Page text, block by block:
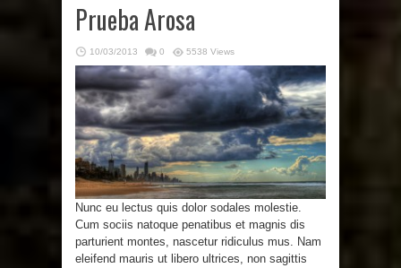
Prueba Arosa
10/03/2013 0 5538 Views
Nunc eu lectus quis dolor sodales molestie.
Cum sociis natoque penatibus et magnis dis
parturient montes, nascetur ridiculus mus. Nam
eleifend mauris ut libero ultrices, non sagittis